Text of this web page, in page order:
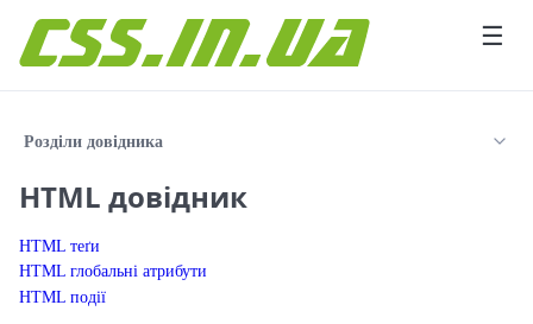
☰
Розділи довідника
HTML довідник
HTML теґи
HTML глобальні атрибути
HTML події